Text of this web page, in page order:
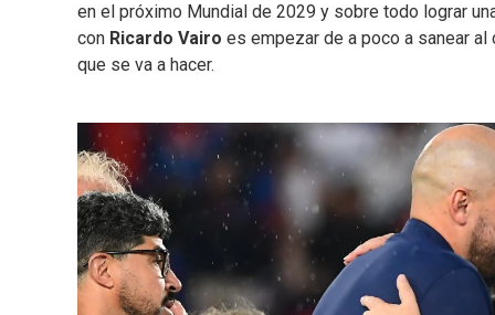
en el próximo Mundial de 2029 y sobre todo lograr
con Ricardo Vairo es empezar de a poco a sanear al
que se va a hacer.